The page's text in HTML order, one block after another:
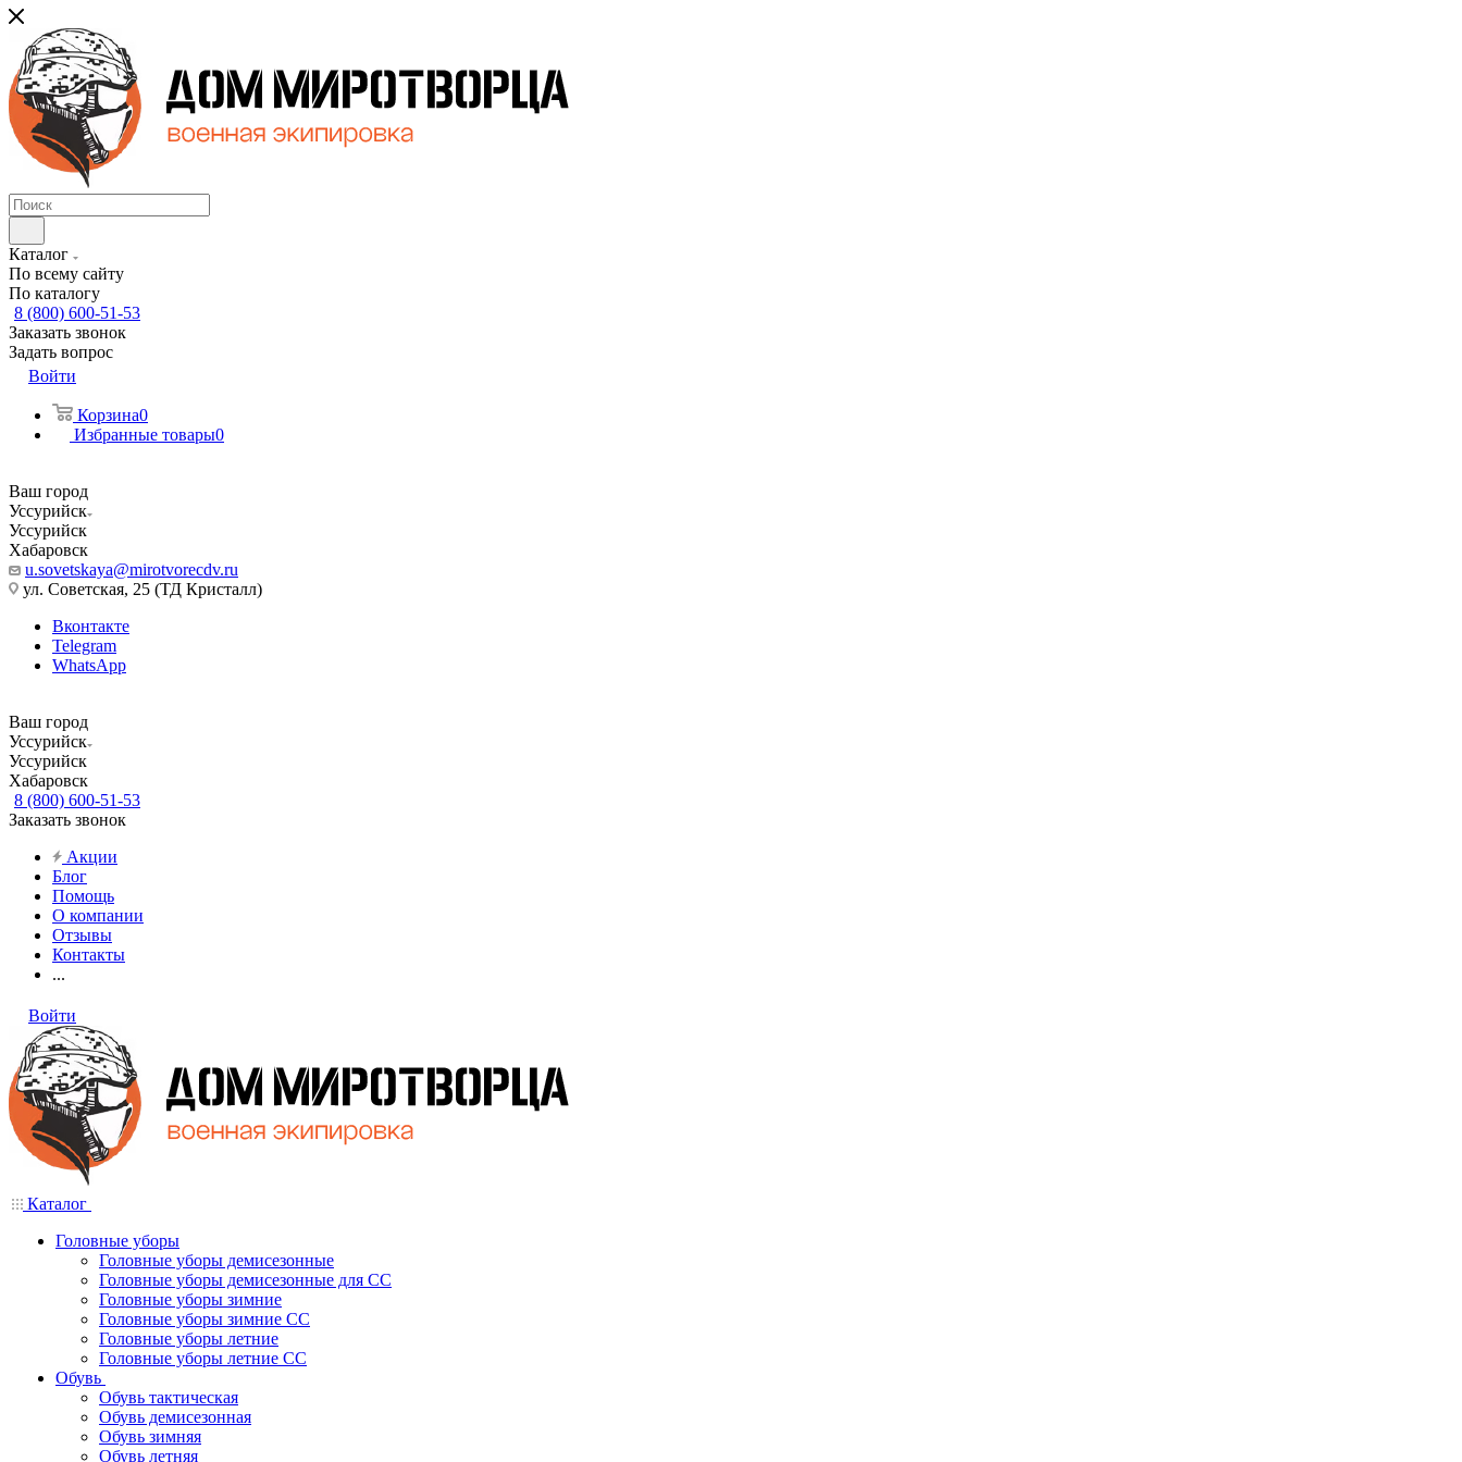
Каталог
По всему сайту
По каталогу
8 (800) 600-51-53
Заказать звонок
Задать вопрос
Войти
Корзина0
Избранные товары0
Ваш город
Уссурийск
Уссурийск
Хабаровск
u.sovetskaya@mirotvorecdv.ru
ул. Советская, 25 (ТД Кристалл)
Вконтакте
Telegram
WhatsApp
Ваш город
Уссурийск
Уссурийск
Хабаровск
8 (800) 600-51-53
Заказать звонок
Акции
Блог
Помощь
О компании
Отзывы
Контакты
...
Войти
Каталог
Головные уборы
Головные уборы демисезонные
Головные уборы демисезонные для СС
Головные уборы зимние
Головные уборы зимние СС
Головные уборы летние
Головные уборы летние СС
Обувь
Обувь тактическая
Обувь демисезонная
Обувь зимняя
Обувь летняя